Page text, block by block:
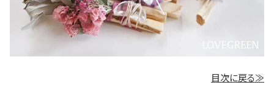
目次に戻る≫